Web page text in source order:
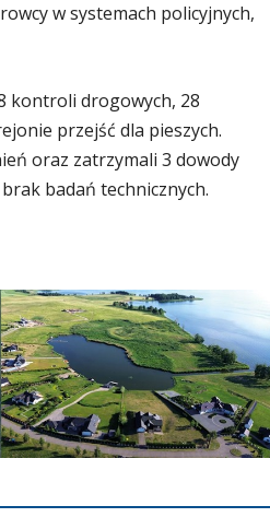
w systemach policyjnych,
kontroli drogowych, 28
przejść dla pieszych.
oraz zatrzymali 3 dowody
badań technicznych.